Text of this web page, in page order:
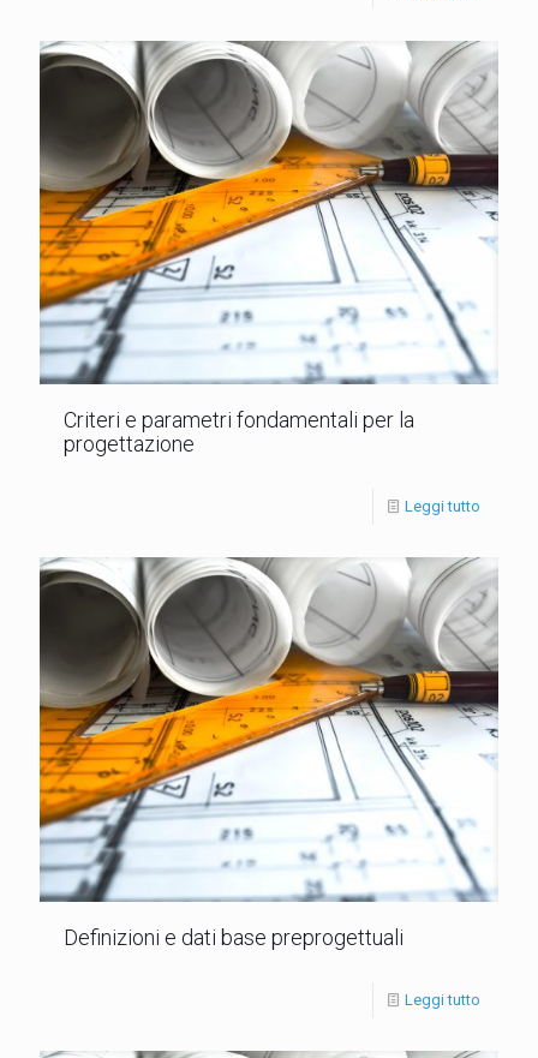
Criteri e parametri fondamentali per la
progettazione
Leggi tutto
Definizioni e dati base preprogettuali
Leggi tutto